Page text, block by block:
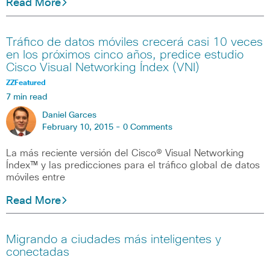
Read More
Tráfico de datos móviles crecerá casi 10 veces
en los próximos cinco años, predice estudio
Cisco Visual Networking Índex (VNI)
ZZFeatured
7 min read
Daniel Garces
February 10, 2015 - 0 Comments
La más reciente versión del Cisco® Visual Networking
Índex™ y las predicciones para el tráfico global de datos
móviles entre
Read More
Migrando a ciudades más inteligentes y
conectadas